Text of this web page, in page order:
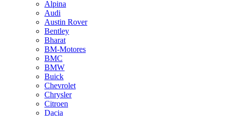
Alpina
Audi
Austin Rover
Bentley
Bharat
BM-Motores
BMC
BMW
Buick
Chevrolet
Chrysler
Citroen
Dacia